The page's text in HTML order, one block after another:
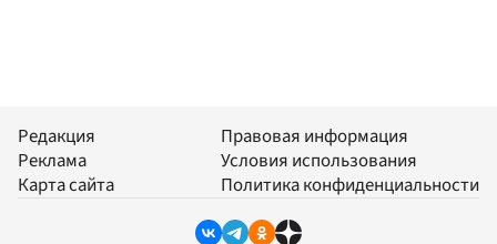
Редакция
Реклама
Карта сайта
Правовая информация
Условия использования
Политика конфиденциальности